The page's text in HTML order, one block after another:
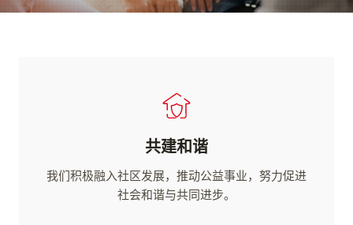
共建和谐
我们积极融入社区发展，推动公益事业，努力促进
社会和谐与共同进步。